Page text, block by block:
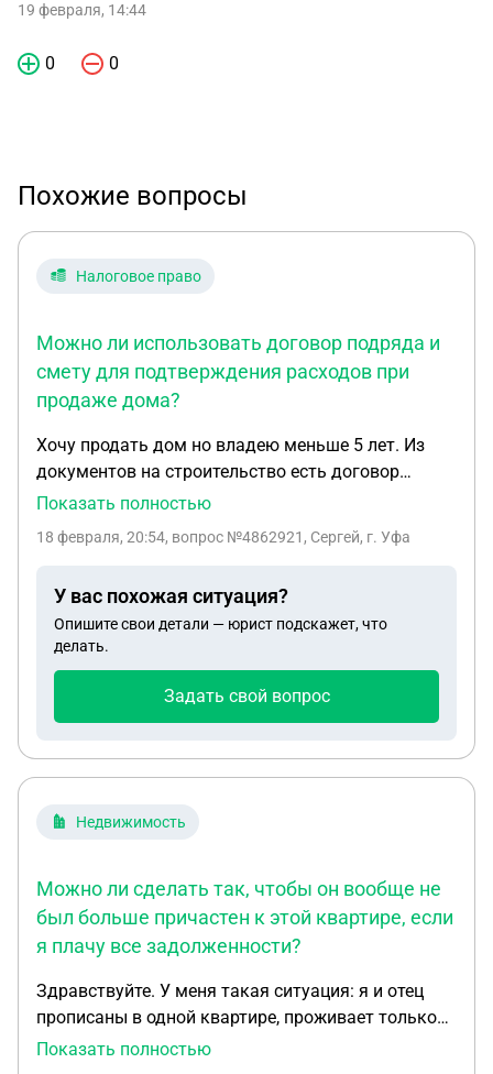
19 февраля, 14:44
0 0
Похожие вопросы
Налоговое право
Можно ли использовать договор подряда и
смету для подтверждения расходов при
продаже дома?
Хочу продать дом но владею меньше 5 лет. Из
документов на строительство есть договор
подряда с указаной суммой строительства и
избежать налога эти документы ?или только
Показать полностью
18 февраля, 20:54, вопрос №4862921, Сергей, г. Уфа
У вас похожая ситуация?
Опишите свои детали — юрист подскажет, что
делать.
Задать свой вопрос
Недвижимость
Можно ли сделать так, чтобы он вообще не
был больше причастен к этой квартире, если
я плачу все задолженности?
Здравствуйте. У меня такая ситуация: я и отец
прописаны в одной квартире, проживает только
он, пьёт, не платит за квартиру, а долги переходят
Показать полностью